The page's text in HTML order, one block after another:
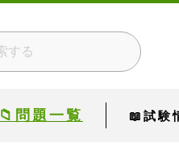
📁問題一覧 📖試験